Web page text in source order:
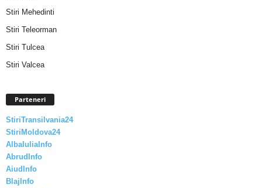
Stiri Mehedinti
Stiri Teleorman
Stiri Tulcea
Stiri Valcea
Parteneri
StiriTransilvania24
StiriMoldova24
AlbaIuliaInfo
AbrudInfo
AiudInfo
BlajInfo